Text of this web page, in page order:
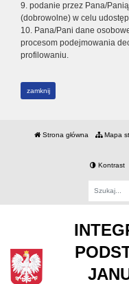
9. podanie przez Pana/
(dobrowolne) w celu
10. Pana/Pani dane
procesom podejmowania
profilowaniu.
zamknij
Strona główna Mapa
Kontrast